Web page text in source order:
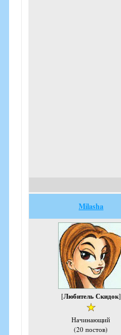
Milasha
[Любитель Скидок]
Начинающий
(20 постов)